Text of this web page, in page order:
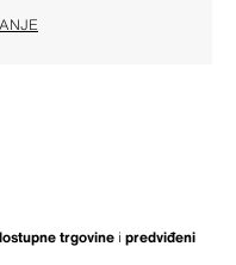
trgovine i predviđeni